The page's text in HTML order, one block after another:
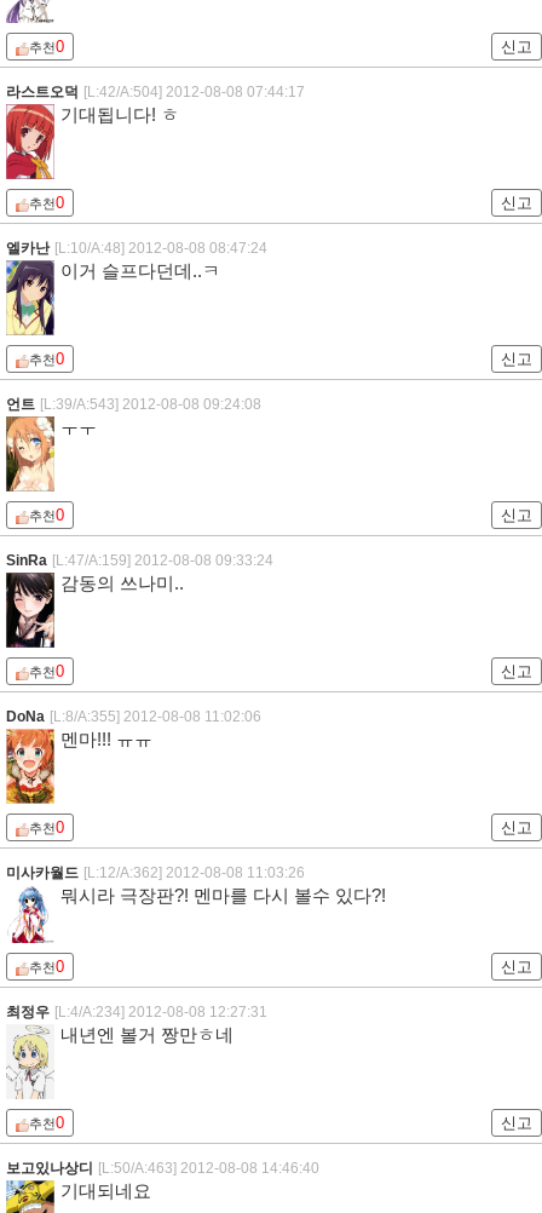
추천0 신고
라스트오덕 [L:42/A:504] 2012-08-08 07:44:17
기대됩니다! ㅎ
추천0 신고
엘카난 [L:10/A:48] 2012-08-08 08:47:24
이거 슬프다던데..ㅋ
추천0 신고
언트 [L:39/A:543] 2012-08-08 09:24:08
ㅜㅜ
추천0 신고
SinRa [L:47/A:159] 2012-08-08 09:33:24
감동의 쓰나미..
추천0 신고
DoNa [L:8/A:355] 2012-08-08 11:02:06
멘마!!! ㅠㅠ
추천0 신고
미사카월드 [L:12/A:362] 2012-08-08 11:03:26
뭐시라 극장판?! 멘마를 다시 볼수 있다?!
추천0 신고
최정우 [L:4/A:234] 2012-08-08 12:27:31
내년엔 볼거 짱만ㅎ네
추천0 신고
보고있나상디 [L:50/A:463] 2012-08-08 14:46:40
기대되네요